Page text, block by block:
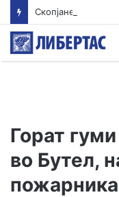
Горат
во Бутел,